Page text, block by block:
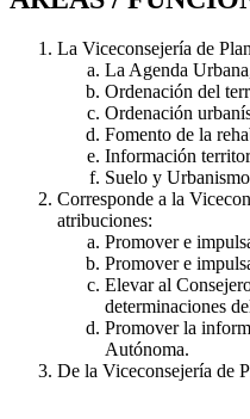
La Viceconsejería de
La Agenda
Ordenación del
Ordenación
Fomento de la
Información
Suelo y
Corresponde a la
atribuciones:
Promover e
Promover e
Elevar al
determinaciones
Promover la
Autónoma.
De la Viceconsejería de